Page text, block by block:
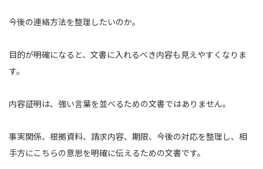
今後の連絡方法を整理したいのか。
目的が明確になると、文書に入れるべき内容も見えやすくなりま
す。
内容証明は、強い言葉を並べるための文書ではありません。
事実関係、根拠資料、請求内容、期限、今後の対応を整理し、相
手方にこちらの意思を明確に伝えるための文書です。